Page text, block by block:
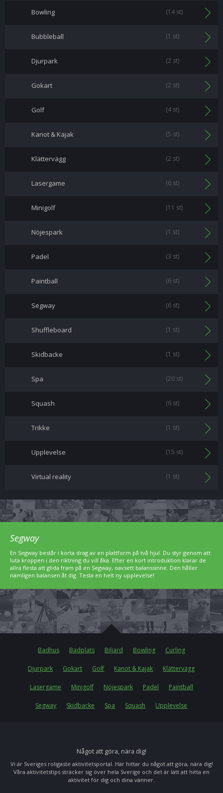
Bowling (14 st)
Bubbleball (1 st)
Djurpark (2 st)
Gokart (2 st)
Golf (4 st)
Kanot & Kajak (5 st)
Klättervägg (2 st)
Lasergame (6 st)
Minigolf (11 st)
Nöjespark (1 st)
Padel (3 st)
Paintball (6 st)
Segway (6 st)
Shuffleboard (1 st)
Skidbacke (1 st)
Spa (20 st)
Squash (6 st)
Trikke (1 st)
Upplevelse (15 st)
Virtual reality (1 st)
Segway
En Segway består i korta drag av en plattform på två hjul. Du styr genom att
luta kroppen i den riktning du vill åka. Efter en kort introduktion klarar de
allra flesta att glida fram på en Segway, oavsett balanssinne. Den håller
nämligen balansen åt dig. Testa en helt ny upplevelse!
Badhus Badplats Biljard Bowling Curling
Djurpark Gokart Golf Kanot & Kajak Klättervägg
Lasergame Minigolf Nöjespark Padel Paintball
Segway Skidbacke Spa Squash Upplevelse
Något att göra, nära dig!
Vi är Sveriges roligaste aktivitetsportal. Här hittar du något att göra, nära dig!
Våra aktivitetstips sträcker sig över hela Sverige och det är lätt att hitta en
aktivitet för dig och dina vänner.